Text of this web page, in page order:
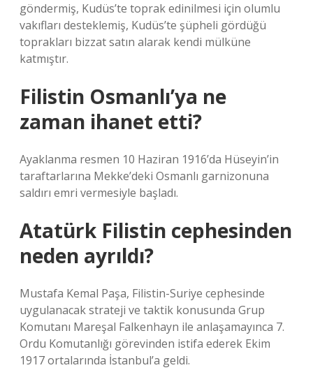
göndermiş, Kudüs’te toprak edinilmesi için olumlu
vakıfları desteklemiş, Kudüs’te şüpheli gördüğü
toprakları bizzat satın alarak kendi mülküne
katmıştır.
Filistin Osmanlı’ya ne
zaman ihanet etti?
Ayaklanma resmen 10 Haziran 1916’da Hüseyin’in
taraftarlarına Mekke’deki Osmanlı garnizonuna
saldırı emri vermesiyle başladı.
Atatürk Filistin cephesinden
neden ayrıldı?
Mustafa Kemal Paşa, Filistin-Suriye cephesinde
uygulanacak strateji ve taktik konusunda Grup
Komutanı Mareşal Falkenhayn ile anlaşamayınca 7.
Ordu Komutanlığı görevinden istifa ederek Ekim
1917 ortalarında İstanbul’a geldi.